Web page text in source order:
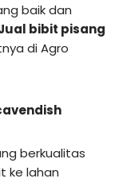
baik dan
bibit pisang
di Agro
berkualitas
ke lahan